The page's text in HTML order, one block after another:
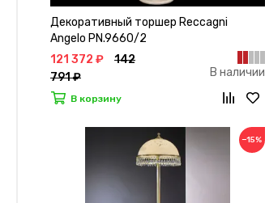
Декоративный торшер Reccagni
Angelo PN.9660/2
121 372 ₽
142
791 ₽
В наличии
В корзину
−15%